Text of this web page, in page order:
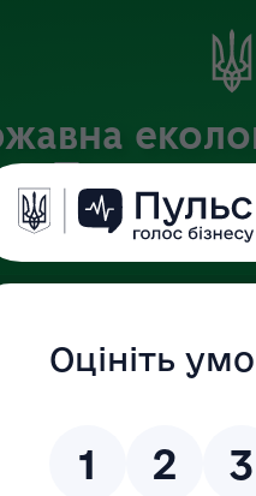
Офіційний
БАЗА